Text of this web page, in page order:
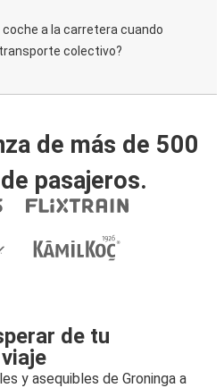
coche a la carretera cuando
colectivo?
de más de 500
pasajeros.
de tu
viaje
y asequibles de Groninga a